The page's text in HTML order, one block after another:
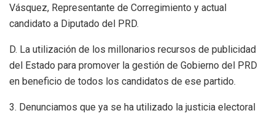
Vásquez, Representante de Corregimiento y actual
candidato a Diputado del PRD.
D. La utilización de los millonarios recursos de publicidad
del Estado para promover la gestión de Gobierno del PRD
en beneficio de todos los candidatos de ese partido.
3. Denunciamos que ya se ha utilizado la justicia electoral